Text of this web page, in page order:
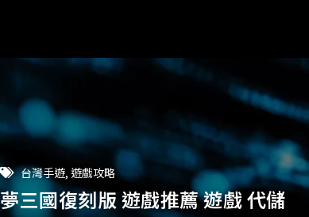
台灣手遊, 遊戲攻略
夢三國復刻版 遊戲推薦 遊戲 代儲